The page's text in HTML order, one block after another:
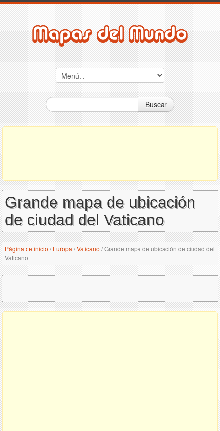
Buscar
Grande mapa de ubicación
de ciudad del Vaticano
Página de inicio / Europa /Vaticano /Grande mapa de ubicación de ciudad del
Vaticano